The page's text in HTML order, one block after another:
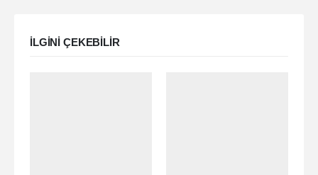
ILGINI ÇEKEBILIR